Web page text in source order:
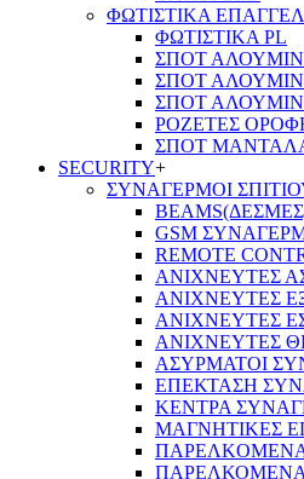
ΦΩΤΙΣΤΙΚΑ
ΦΩΤΙΣΤΙΚΑ PL
ΣΠΟΤ
ΣΠΟΤ
ΣΠΟΤ
ΡΟΖΕΤΕΣ
ΣΠΟΤ
SECURITY+
ΣΥΝΑΓΕΡΜΟΙ
GSM
REMOTE
ΑΝΙΧΝΕΥΤΕΣ
ΑΝΙΧΝΕΥΤΕΣ
ΑΝΙΧΝΕΥΤΕΣ
ΑΝΙΧΝΕΥΤΕΣ
ΑΣΥΡΜΑΤΟΙ
ΕΠΕΚΤΑΣΗ
ΚΕΝΤΡΑ
ΜΑΓΝΗΤΙΚΕΣ
ΠΑΡΕΛΚOΜΕΝΑ